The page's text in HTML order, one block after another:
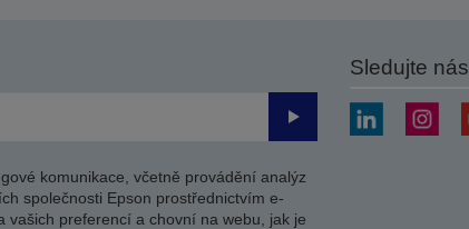
Odeslat
komunikace, včetně provádění analýz
společnosti Epson prostřednictvím e-
vašich preferencí a chovní na webu, jak je
Sledujte nás